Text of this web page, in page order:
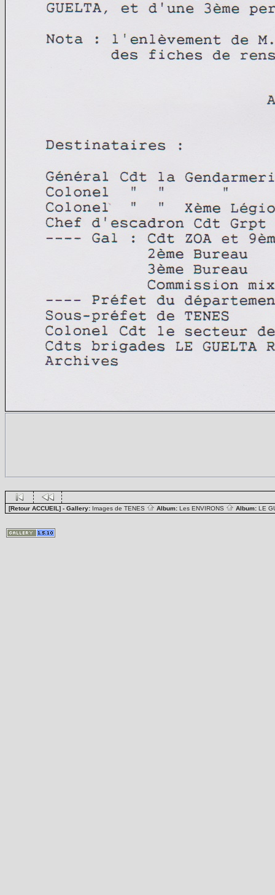
[Retour ACCUEIL] - Gallery: Images de TENES Album: Les ENVIRONS Album: LE